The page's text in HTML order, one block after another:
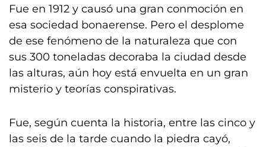
Fue en 1912 y causó una gran conmoción en
esa sociedad bonaerense. Pero el desplome
de ese fenómeno de la naturaleza que con
sus 300 toneladas decoraba la ciudad desde
las alturas, aún hoy está envuelta en un gran
misterio y teorías conspirativas.
Fue, según cuenta la historia, entre las cinco y
las seis de la tarde cuando la piedra cayó,